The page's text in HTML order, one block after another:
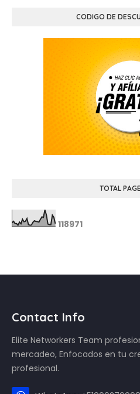
CODIGO DE
TOTAL
118971
Contact Info
Elite Networkers Team
mercadeo, Enfocados en tu
profesional.